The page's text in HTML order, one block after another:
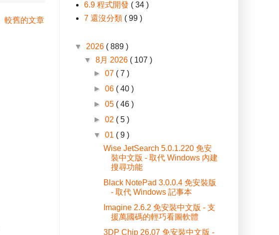
較舊的文章
6.9 程式開發 ( 34 )
7 還沒分類 ( 99 )
▼ 2026 ( 889 )
▼8月 2026 ( 107 )
►07 ( 7 )
►06 ( 40 )
►05 ( 46 )
►02 ( 5 )
▼01 ( 9 )
Wise JetSearch 5.0.1.220 免安
裝中文版 - 取代 Windows 內建
搜尋功能
Black NotePad 3.0.0.4 免安裝版
- 取代 Windows 記事本
Imagine 2.6.2 免安裝中文版 - 支
援萬國碼的輕巧看圖軟體
3DP Chip 26.07 免安裝中文版 -